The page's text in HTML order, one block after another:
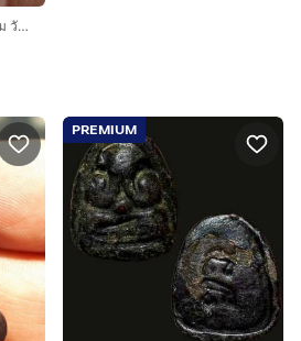
75430-พระปิดตาหลวงปู่เอี่ยม วัดสะพานสูงเนื้อผงคลุกรักเก่า
PREMIUM